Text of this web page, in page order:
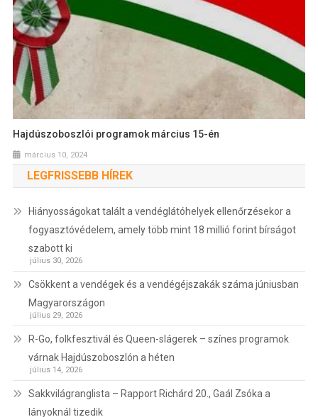
Hajdúszoboszlói programok március 15-én
március 10, 2024
LEGFRISSEBB HÍREK
Hiányosságokat talált a vendéglátóhelyek ellenőrzésekor a
fogyasztóvédelem, amely több mint 18 millió forint bírságot
szabott ki
július 30, 2026
Csökkent a vendégek és a vendégéjszakák száma júniusban
Magyarországon
július 29, 2026
R-Go, folkfesztivál és Queen-slágerek – színes programok
várnak Hajdúszoboszlón a héten
július 14, 2026
Sakkvilágranglista – Rapport Richárd 20., Gaál Zsóka a
lányoknál tizedik